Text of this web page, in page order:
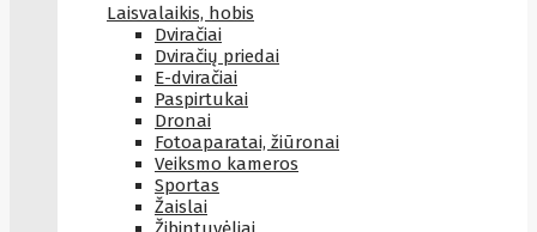
Laisvalaikis, hobis
Dviračiai
Dviračių priedai
E-dviračiai
Paspirtukai
Dronai
Fotoaparatai, žiūronai
Veiksmo kameros
Sportas
Žaislai